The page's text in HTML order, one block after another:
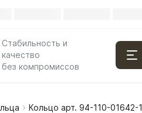
Стабильность и
качество
без компромиссов
Кольцо арт. 94-110-01642-1